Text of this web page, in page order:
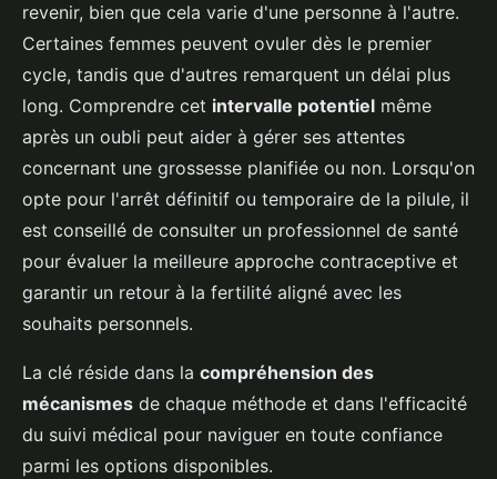
revenir, bien que cela varie d'une personne à l'autre.
Certaines femmes peuvent ovuler dès le premier
cycle, tandis que d'autres remarquent un délai plus
long. Comprendre cet intervalle potentiel même
après un oubli peut aider à gérer ses attentes
concernant une grossesse planifiée ou non. Lorsqu'on
opte pour l'arrêt définitif ou temporaire de la pilule, il
est conseillé de consulter un professionnel de santé
pour évaluer la meilleure approche contraceptive et
garantir un retour à la fertilité aligné avec les
souhaits personnels.
La clé réside dans la compréhension des
mécanismes de chaque méthode et dans l'efficacité
du suivi médical pour naviguer en toute confiance
parmi les options disponibles.